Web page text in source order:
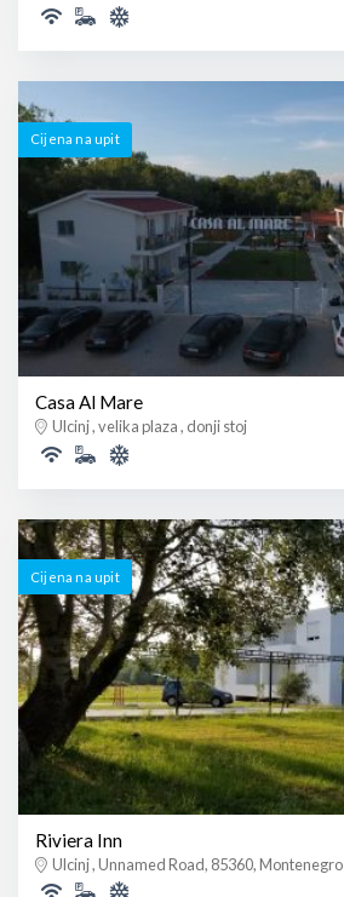
Cijena na upit
Casa Al Mare
Ulcinj , velika plaza , donji stoj
Cijena na upit
Riviera Inn
Ulcinj , Unnamed Road, 85360, Montenegro